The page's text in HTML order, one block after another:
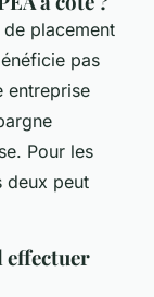
placement
pas
entreprise
Pour les
deux peut
effectuer